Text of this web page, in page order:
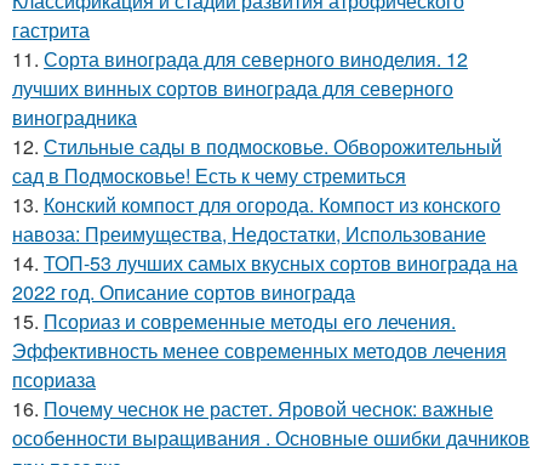
гастрита
11. Сорта винограда для северного виноделия. 12
лучших винных сортов винограда для северного
виноградника
12. Стильные сады в подмосковье. Обворожительный
сад в Подмосковье! Есть к чему стремиться
13. Конский компост для огорода. Компост из конского
навоза: Преимущества, Недостатки, Использование
14. ТОП-53 лучших самых вкусных сортов винограда на
2022 год. Описание сортов винограда
15. Псориаз и современные методы его лечения.
Эффективность менее современных методов лечения
псориаза
16. Почему чеснок не растет. Яровой чеснок: важные
особенности выращивания . Основные ошибки дачников